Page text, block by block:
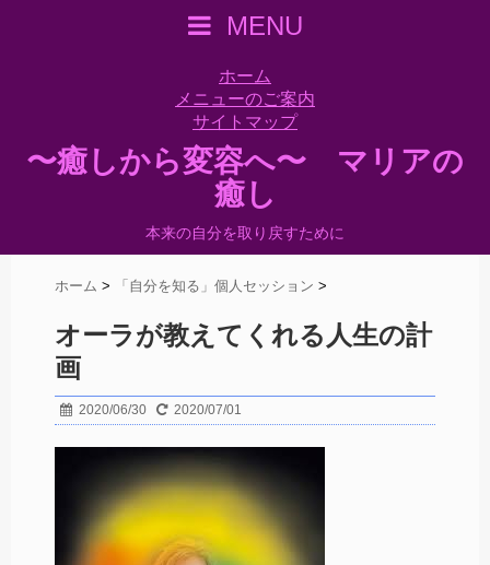
MENU
ホーム
メニューのご案内
サイトマップ
〜癒しから変容へ〜 マリアの
癒し
本来の自分を取り戻すために
ホーム > 「自分を知る」個人セッション >
オーラが教えてくれる人生の計
画
2020/06/30 2020/07/01